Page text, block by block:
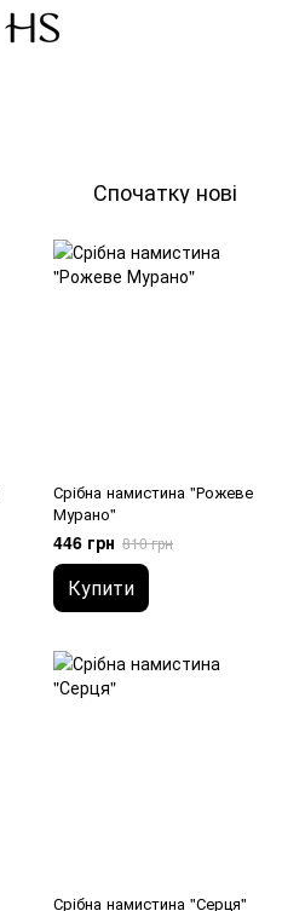
Спочатку нові
Срібна намистина "Рожеве
Мурано"
446 грн 810 грн
Купити
Срібна намистина "Серця"